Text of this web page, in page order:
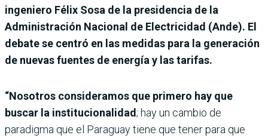
ingeniero Félix Sosa de la presidencia de la
Administración Nacional de Electricidad (Ande). El
debate se centró en las medidas para la generación
de nuevas fuentes de energía y las tarifas.
“Nosotros consideramos que primero hay que
buscar la institucionalidad; hay un cambio de
paradigma que el Paraguay tiene que tener para que